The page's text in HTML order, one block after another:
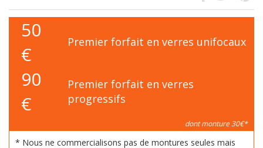
50
€
Premier forfait en verres unifocaux
90
€
Premier forfait en verres
progressifs
dont monture 30€*
* Nous ne commercialisons pas de montures seules mais